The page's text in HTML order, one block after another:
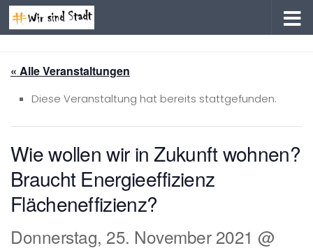
Zum Inhalt springen
« Alle Veranstaltungen
Diese Veranstaltung hat bereits stattgefunden.
Wie wollen wir in Zukunft wohnen?
Braucht Energieeffizienz
Flächeneffizienz?
Donnerstag, 25. November 2021 @